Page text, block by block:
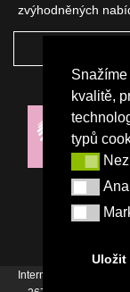
kvalitě,
typů
Nezbytné
Uložit
zvýhodněných
Internetový magazín